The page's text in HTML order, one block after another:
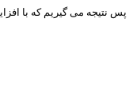
پس نتیجه می گیریم که با